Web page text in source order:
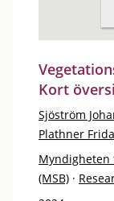
Kort
Sjöström
Plathner Frida
Myndigheten
(MSB) ·